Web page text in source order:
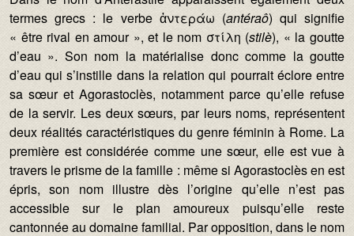
termes grecs : le verbe ἀντεράω (antéraô) qui signifie
« être rival en amour », et le nom στίλη (stilè), « la goutte
d’eau ». Son nom la matérialise donc comme la goutte
d’eau qui s’instille dans la relation qui pourrait éclore entre
sa sœur et Agorastoclès, notamment parce qu’elle refuse
de la servir. Les deux sœurs, par leurs noms, représentent
deux réalités caractéristiques du genre féminin à Rome. La
première est considérée comme une sœur, elle est vue à
travers le prisme de la famille : même si Agorastoclès en est
épris, son nom illustre dès l’origine qu’elle n’est pas
accessible sur le plan amoureux puisqu’elle reste
cantonnée au domaine familial. Par opposition, dans le nom